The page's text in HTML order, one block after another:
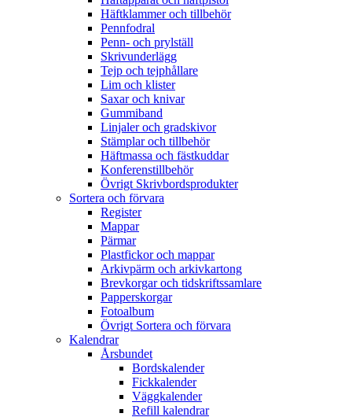
Häftklammer och tillbehör
Pennfodral
Penn- och prylställ
Skrivunderlägg
Tejp och tejphållare
Lim och klister
Saxar och knivar
Gummiband
Linjaler och gradskivor
Stämplar och tillbehör
Häftmassa och fästkuddar
Konferenstillbehör
Övrigt Skrivbordsprodukter
Sortera och förvara
Register
Mappar
Pärmar
Plastfickor och mappar
Arkivpärm och arkivkartong
Brevkorgar och tidskriftssamlare
Papperskorgar
Fotoalbum
Övrigt Sortera och förvara
Kalendrar
Årsbundet
Bordskalender
Fickkalender
Väggkalender
Refill kalendrar